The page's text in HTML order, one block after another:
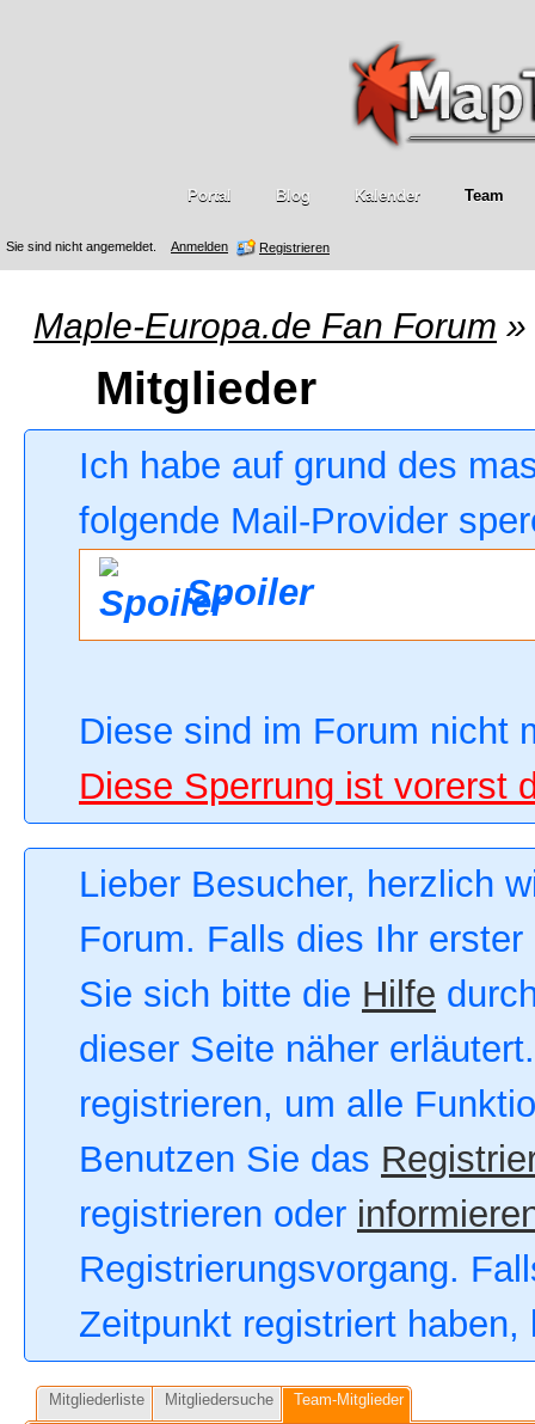
Sie sind nicht angemeldet. Anmelden Registrieren
Portal Blog Kalender Team
Maple-Europa.de Fan Forum »
Mitglieder
Ich habe auf grund des
folgende Mail-Provider
Spoiler
Diese sind im Forum nicht
Diese Sperrung ist vorerst
Lieber Besucher, herzlich
Forum. Falls dies Ihr
Sie sich bitte die Hilfe
dieser Seite näher
registrieren, um alle
Benutzen Sie das
registrieren oder
Registrierungsvorgang.
Zeitpunkt registriert
Mitgliederliste Mitgliedersuche Team-Mitglieder